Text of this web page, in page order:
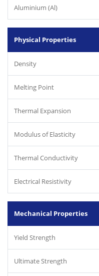
Aluminium (Al)
Physical Properties
Density
Melting Point
Thermal Expansion
Modulus of Elasticity
Thermal Conductivity
Electrical Resistivity
Mechanical Properties
Yield Strength
Ultimate Strength